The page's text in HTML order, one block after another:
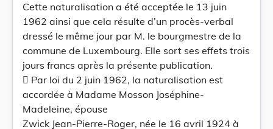
Cette naturalisation a été acceptée le 13 juin
1962 ainsi que cela résulte d’un procès-verbal
dressé le même jour par M. le bourgmestre de la
commune de Luxembourg. Elle sort ses effets trois
jours francs après la présente publication.
 Par loi du 2 juin 1962, la naturalisation est
accordée à Madame Mosson Joséphine-
Madeleine, épouse
Zwick Jean-Pierre-Roger, née le 16 avril 1924 à